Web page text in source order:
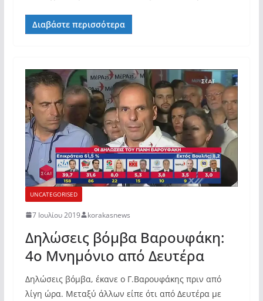
Διαβάστε περισσότερα
UNCATEGORISED
7 Ιουλίου 2019 korakasnews
Δηλώσεις βόμβα Βαρουφάκη:
4o Mνημόνιο από Δευτέρα
Δηλώσεις βόμβα, έκανε ο Γ.Βαρουφάκης πριν από
λίγη ώρα. Μεταξύ άλλων είπε ότι από Δευτέρα με